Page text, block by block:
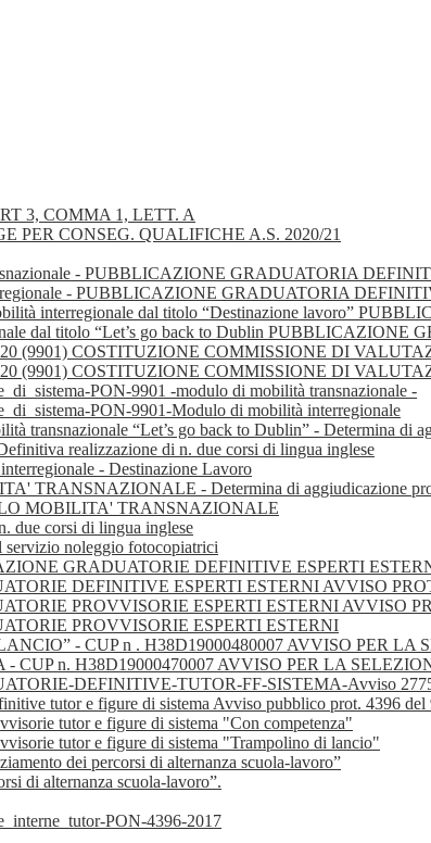
3, COMMA 1, LETT. A
PER CONSEG. QUALIFICHE A.S. 2020/21
- PUBBLICAZIONE GRADUATORIA
- PUBBLICAZIONE GRADUATORIA
interregionale dal titolo “Destinazione lavoro”
dal titolo “Let’s go back to Dublin
(9901) COSTITUZIONE COMMISSIONE DI
(9901) COSTITUZIONE COMMISSIONE DI
PON-9901 -modulo di mobilità transnazionale -
PON-9901-Modulo di mobilità interregionale
transnazionale “Let’s go back to Dublin” - Determina di
realizzazione di n. due corsi di lingua inglese
- Destinazione Lavoro
TRANSNAZIONALE - Determina di aggiudicazione
MOBILITA' TRANSNAZIONALE
due corsi di lingua inglese
servizio noleggio fotocopiatrici
GRADUATORIE DEFINITIVE ESPERTI
DEFINITIVE ESPERTI ESTERNI AVVISO
PROVVISORIE ESPERTI ESTERNI AVVISO
PROVVISORIE ESPERTI ESTERNI
- CUP n . H38D19000480007 AVVISO PER
CUP n. H38D19000470007 AVVISO PER LA
DEFINITIVE-TUTOR-FF-SISTEMA-Avviso
tutor e figure di sistema Avviso pubblico prot. 4396 del
tutor e figure di sistema "Con competenza"
tutor e figure di sistema "Trampolino di lancio"
dei percorsi di alternanza scuola-lavoro”
di alternanza scuola-lavoro”.
PON-4396-2017